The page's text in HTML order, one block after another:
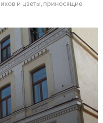
и цветы, приносящие